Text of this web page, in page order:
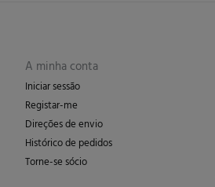
A minha conta
Iniciar sessão
Registar-me
Direções de envio
Histórico de pedidos
Torne-se sócio